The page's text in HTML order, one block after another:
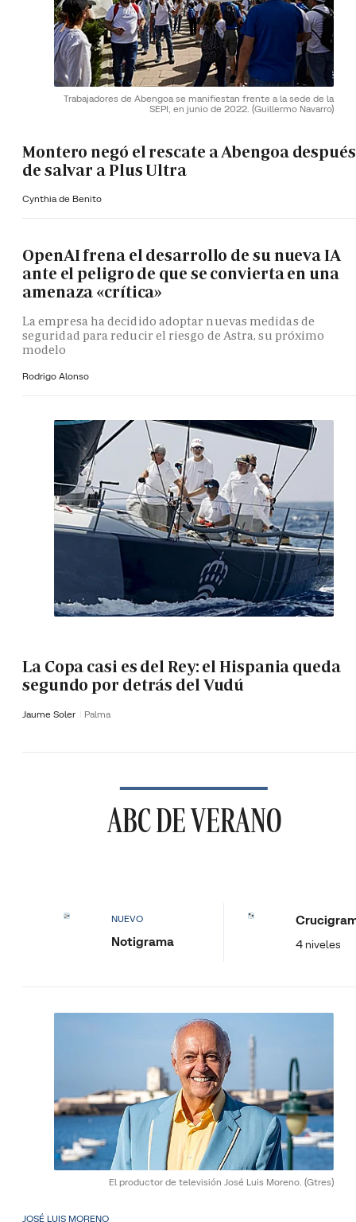
Trabajadores de Abengoa se manifiestan frente a la sede de la
SEPI, en junio de 2022. (Guillermo Navarro)
Montero negó el rescate a Abengoa después
de salvar a Plus Ultra
Cynthia de Benito
OpenAI frena el desarrollo de su nueva IA
ante el peligro de que se convierta en una
amenaza «crítica»
La empresa ha decidido adoptar nuevas medidas de
seguridad para reducir el riesgo de Astra, su próximo
modelo
Rodrigo Alonso
La Copa casi es del Rey: el Hispania queda
segundo por detrás del Vudú
Jaume Soler Palma
ABC DE VERANO
NUEVO
Notigrama 4 niveles
El productor de televisión José Luis Moreno. (Gtres)
JOSÉ LUIS MORENO